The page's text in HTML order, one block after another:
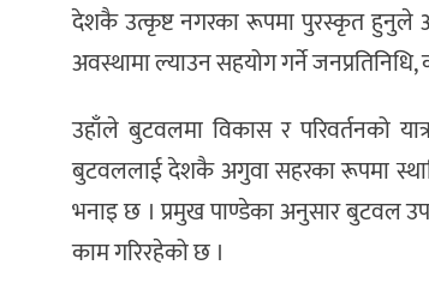
देशकै उत्कृष्ट नगरका रूपमा पुरस्कृत हुनुले
अवस्थामा ल्याउन सहयोग गर्ने
उहाँले बुटवलमा विकास र परिवर्तनको
बुटवललाई देशकै अगुवा सहरका रूपमा स्थापित
भनाइ छ । प्रमुख पाण्डेका अनुसार बुटवल
काम गरिरहेको छ ।